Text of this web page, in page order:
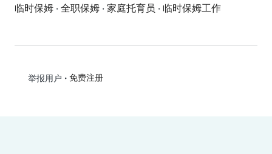
临时保姆 · 全职保姆 · 家庭托育员 · 临时保姆工作
举报用户 • 免费注册